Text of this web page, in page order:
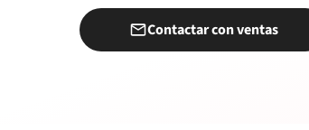
Contactar con ventas